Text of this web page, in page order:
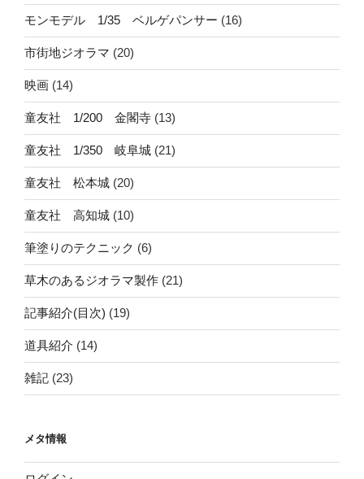
モンモデル 1/35 ベルゲパンサー (16)
市街地ジオラマ (20)
映画 (14)
童友社 1/200 金閣寺 (13)
童友社 1/350 岐阜城 (21)
童友社 松本城 (20)
童友社 高知城 (10)
筆塗りのテクニック (6)
草木のあるジオラマ製作 (21)
記事紹介(目次) (19)
道具紹介 (14)
雑記 (23)
メタ情報